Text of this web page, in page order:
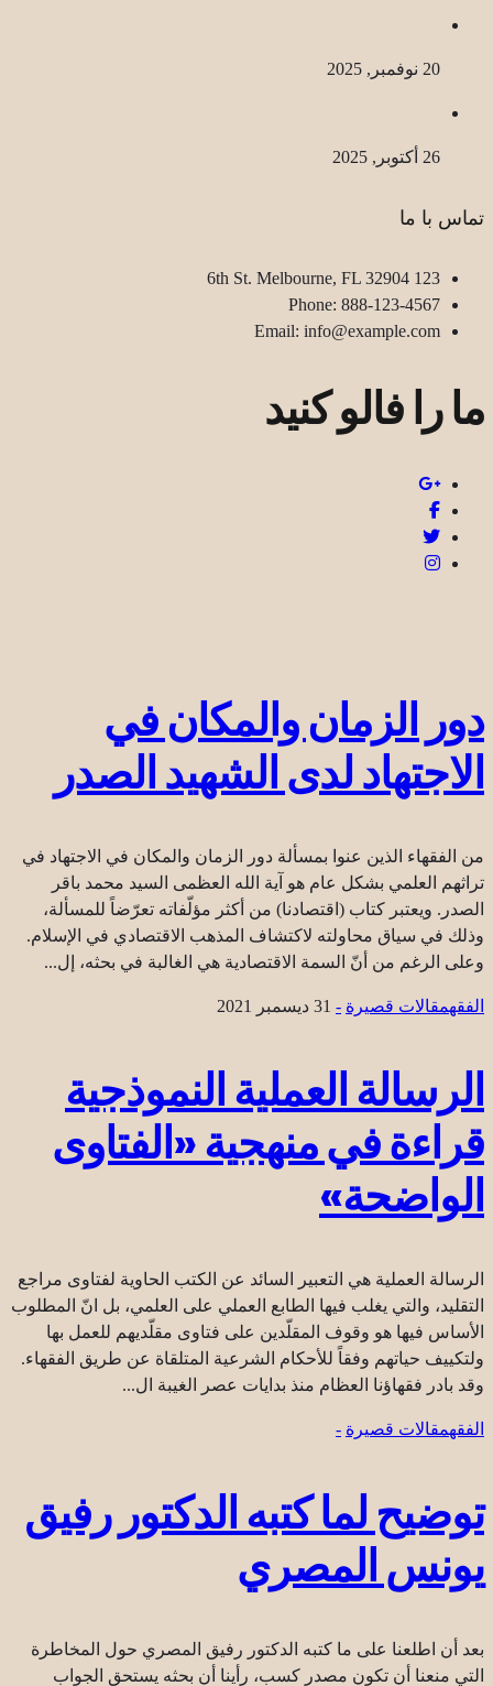
20 نوفمبر, 2025
26 أكتوبر, 2025
تماس با ما
123 6th St. Melbourne, FL 32904
Phone: 888-123-4567
Email: info@example.com
ما را فالو کنید
دور الزمان والمكان في
الاجتهاد لدى الشهيد الصدر
من الفقهاء الذين عنوا بمسألة دور الزمان والمكان في الاجتهاد في
تراثهم العلمي بشكل عام هو آية الله العظمى السيد محمد باقر
الصدر. ويعتبر كتاب (اقتصادنا) من أكثر مؤلّفاته تعرّضاً للمسألة،
وذلك في سياق محاولته لاكتشاف المذهب الاقتصادي في الإسلام.
وعلى الرغم من أنّ السمة الاقتصادية هي الغالبة في بحثه، إل...
الفقهمقالات قصيرة - 31 ديسمبر 2021
الرسالة العملية النموذجية
قراءة في منهجية «الفتاوى
الواضحة»
الرسالة العملية هي التعبير السائد عن الكتب الحاوية لفتاوى مراجع
التقليد، والتي يغلب فيها الطابع العملي على العلمي، بل انّ المطلوب
الأساس فيها هو وقوف المقلّدين على فتاوى مقلّديهم للعمل بها
ولتكييف حياتهم وفقاً للأحكام الشرعية المتلقاة عن طريق الفقهاء.
وقد بادر فقهاؤنا العظام منذ بدايات عصر الغيبة ال...
الفقهمقالات قصيرة -
توضيح لما كتبه الدكتور رفيق
يونس المصري
بعد أن اطلعنا على ما كتبه الدكتور رفيق المصري حول المخاطرة
التي منعنا أن تكون مصدر كسب، رأينا أن بحثه يستحق الجواب